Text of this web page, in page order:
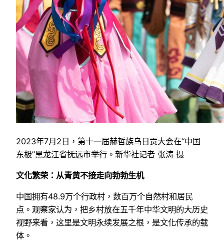
2023年7月2日，第十一届赫哲族乌日贡大会在“中国
东极”黑龙江省抚远市举行。新华社记者 张涛 摄
文化繁荣：从青黄不接走向勃勃生机
中国拥有48.9万个行政村，数百万个自然村和居民
点。观察家认为，把乡村放在五千年中华文明的大历史
视野来看，这里是文明永续发展之根，是文化传承的载
体。